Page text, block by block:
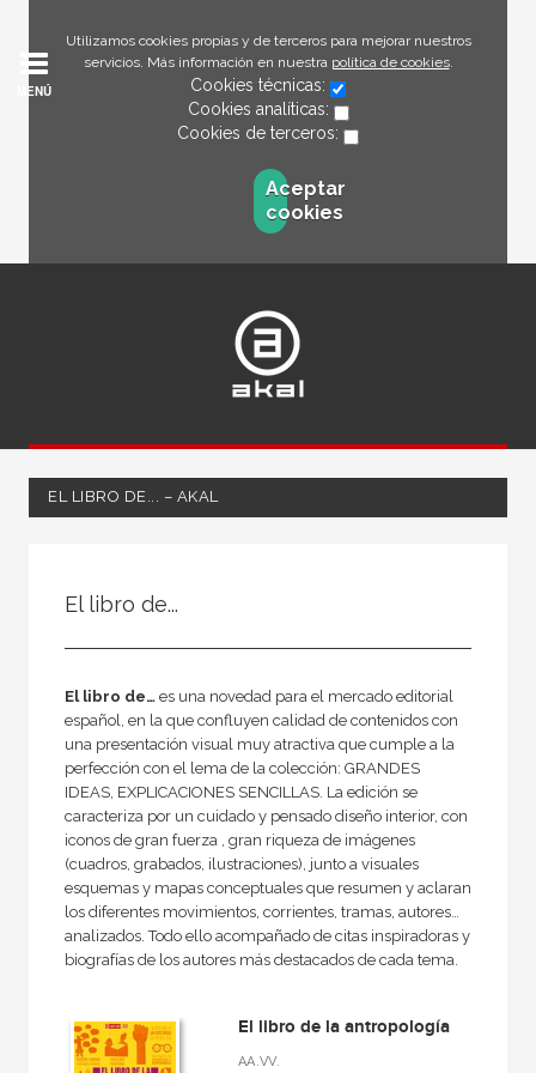
Utilizamos cookies propias y de terceros para mejorar nuestros
servicios. Más información en nuestra política de cookies.
Cookies técnicas:
Cookies analíticas:
Cookies de terceros:
Aceptar
cookies
MENÚ
EL LIBRO DE... – AKAL
No - Ficción
Arqueología
MATERIAS
Arte
Actualidad
Antropología
Arqueología
Clásicos griegos y latinos
El libro de...
El libro de… es una novedad para el mercado editorial
español, en la que confluyen calidad de contenidos con
una presentación visual muy atractiva que cumple a la
perfección con el lema de la colección: GRANDES
IDEAS, EXPLICACIONES SENCILLAS. La edición se
caracteriza por un cuidado y pensado diseño interior, con
iconos de gran fuerza , gran riqueza de imágenes
(cuadros, grabados, ilustraciones), junto a visuales
esquemas y mapas conceptuales que resumen y aclaran
los diferentes movimientos, corrientes, tramas, autores…
analizados. Todo ello acompañado de citas inspiradoras y
biografías de los autores más destacados de cada tema.
El libro de la antropología
AA.VV.